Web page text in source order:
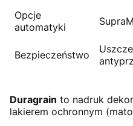
Opcje
automatyki
Bezpieczeństwo
Duragrain to nadruk
lakierem ochronnym